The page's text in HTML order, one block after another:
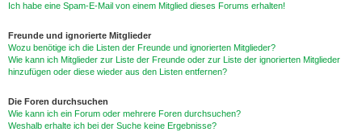
Ich habe eine Spam-E-Mail von einem Mitglied dieses Forums erhalten!
Freunde und ignorierte Mitglieder
Wozu benötige ich die Listen der Freunde und ignorierten Mitglieder?
Wie kann ich Mitglieder zur Liste der Freunde oder zur Liste der ignorierten Mitglieder
hinzufügen oder diese wieder aus den Listen entfernen?
Die Foren durchsuchen
Wie kann ich ein Forum oder mehrere Foren durchsuchen?
Weshalb erhalte ich bei der Suche keine Ergebnisse?